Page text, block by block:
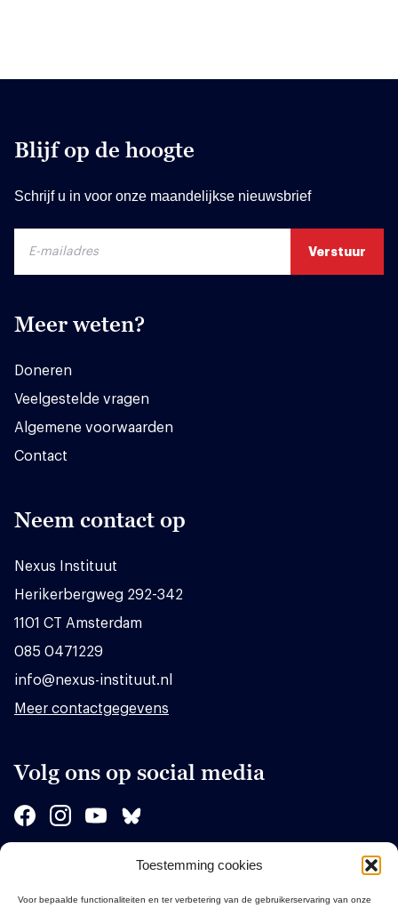
Toestemming cookies
Voor bepaalde functionaliteiten en ter verbetering van de gebruikerservaring van onze
Blijf op de hoogte
Schrijf u in voor onze maandelijkse nieuwsbrief
Meer weten?
Doneren
Veelgestelde vragen
Algemene voorwaarden
Contact
Neem contact op
Nexus Instituut
Herikerbergweg 292-342
1101 CT Amsterdam
085 0471229
info@nexus-instituut.nl
Meer contactgegevens
Volg ons op social media